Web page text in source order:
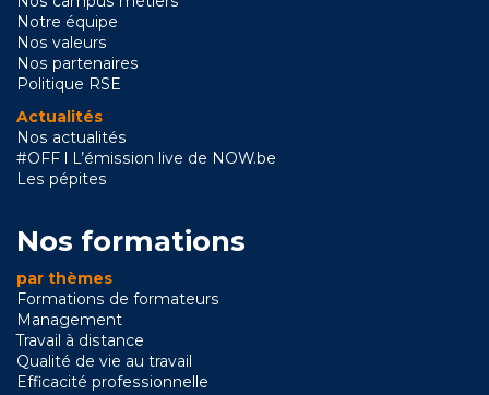
Notre équipe
Nos valeurs
Nos partenaires
Politique RSE
Actualités
Nos actualités
#OFF l L’émission live de NOW.be
Les pépites
Nos formations
par thèmes
Formations de formateurs
Management
Travail à distance
Qualité de vie au travail
Efficacité professionnelle